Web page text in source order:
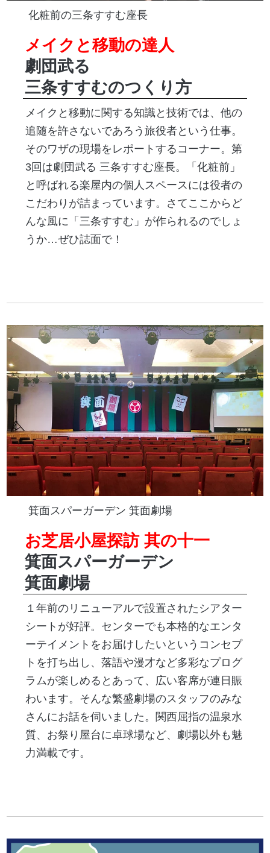
化粧前の三条すすむ座長
メイクと移動の達人
劇団武る
三条すすむのつくり方
メイクと移動に関する知識と技術では、他の
追随を許さないであろう旅役者という仕事。
そのワザの現場をレポートするコーナー。第
3回は劇団武る 三条すすむ座長。「化粧前」
と呼ばれる楽屋内の個人スペースには役者の
こだわりが詰まっています。さてここからど
んな風に「三条すすむ」が作られるのでしょ
うか…ぜひ誌面で！
箕面スパーガーデン 箕面劇場
お芝居小屋探訪 其の十一
箕面スパーガーデン
箕面劇場
１年前のリニューアルで設置されたシアター
シートが好評。センターでも本格的なエンタ
ーテイメントをお届けしたいというコンセプ
トを打ち出し、落語や漫才など多彩なプログ
ラムが楽しめるとあって、広い客席が連日賑
わいます。そんな繁盛劇場のスタッフのみな
さんにお話を伺いました。関西屈指の温泉水
質、お祭り屋台に卓球場など、劇場以外も魅
力満載です。